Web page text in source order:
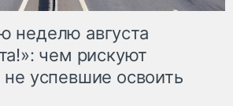
неделю августа
чем рискуют
не успевшие освоить